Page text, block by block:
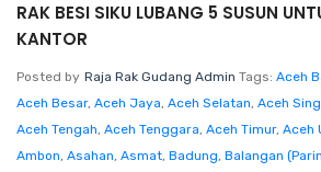
RAK BESI SIKU LUBANG 5 SUSUN
KANTOR
Posted by Raja Rak Gudang Admin Tags: Aceh
Aceh Besar, Aceh Jaya, Aceh Selatan, Aceh
Aceh Tengah, Aceh Tenggara, Aceh Timur, Aceh
Ambon, Asahan, Asmat, Badung, Balangan